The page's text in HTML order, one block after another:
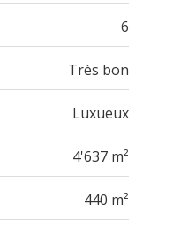
6
Très bon
Luxueux
4'637 m²
440 m²